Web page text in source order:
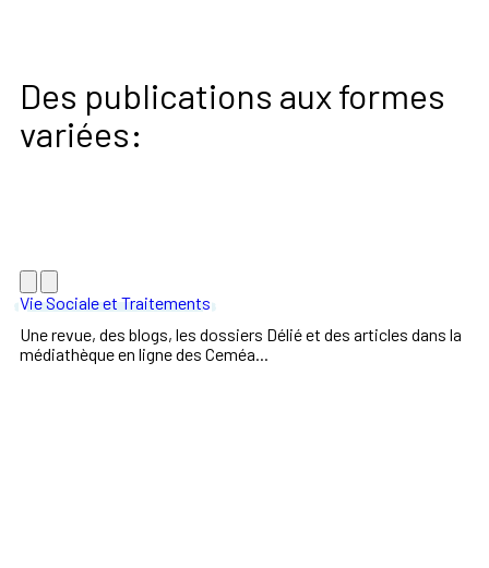
Des publications aux formes
variées:
Vie Sociale et Traitements
Une revue, des blogs, les dossiers Délié et des articles dans la
médiathèque en ligne des Ceméa...